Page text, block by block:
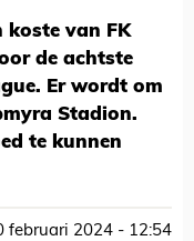
koste van FK
de achtste
Er wordt om
Stadion.
te kunnen
februari 2024 - 12:54